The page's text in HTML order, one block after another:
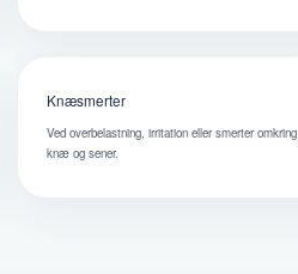
Knæsmerter
Ved overbelastning, irritation eller smerter omkring
knæ og sener.